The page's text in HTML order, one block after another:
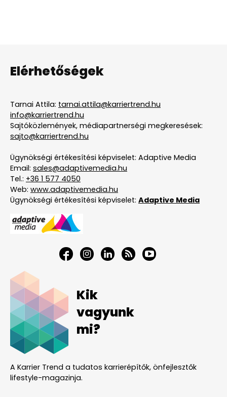
Elérhetőségek
Tarnai Attila: tarnai.attila@karriertrend.hu
info@karriertrend.hu
Sajtóközlemények, médiapartnerségi megkeresések:
sajto@karriertrend.hu
Ügynökségi értékesítési képviselet: Adaptive Media
Email: sales@adaptivemedia.hu
Tel.: +36 1 577 4050
Web: www.adaptivemedia.hu
Ügynökségi értékesítési képviselet: Adaptive Media
Kik
vagyunk
mi?
A Karrier Trend a tudatos karrierépítők, önfejlesztők
lifestyle-magazinja.